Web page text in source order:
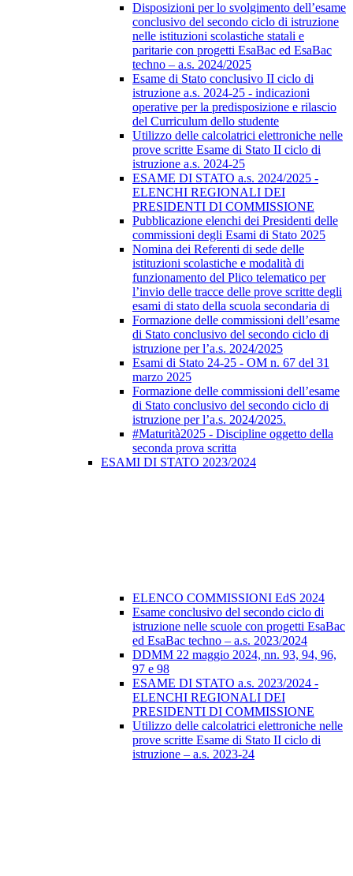
Disposizioni per lo svolgimento dell’esame
conclusivo del secondo ciclo di istruzione
nelle istituzioni scolastiche statali e
paritarie con progetti EsaBac ed EsaBac
techno – a.s. 2024/2025
Esame di Stato conclusivo II ciclo di
istruzione a.s. 2024-25 - indicazioni
operative per la predisposizione e rilascio
del Curriculum dello studente
Utilizzo delle calcolatrici elettroniche nelle
prove scritte Esame di Stato II ciclo di
istruzione a.s. 2024-25
ESAME DI STATO a.s. 2024/2025 -
ELENCHI REGIONALI DEI
PRESIDENTI DI COMMISSIONE
Pubblicazione elenchi dei Presidenti delle
commissioni degli Esami di Stato 2025
Nomina dei Referenti di sede delle
istituzioni scolastiche e modalità di
funzionamento del Plico telematico per
l’invio delle tracce delle prove scritte degli
esami di stato della scuola secondaria di
Formazione delle commissioni dell’esame
di Stato conclusivo del secondo ciclo di
istruzione per l’a.s. 2024/2025
Esami di Stato 24-25 - OM n. 67 del 31
marzo 2025
Formazione delle commissioni dell’esame
di Stato conclusivo del secondo ciclo di
istruzione per l’a.s. 2024/2025.
#Maturità2025 - Discipline oggetto della
seconda prova scritta
ESAMI DI STATO 2023/2024
ELENCO COMMISSIONI EdS 2024
Esame conclusivo del secondo ciclo di
istruzione nelle scuole con progetti EsaBac
ed EsaBac techno – a.s. 2023/2024
DDMM 22 maggio 2024, nn. 93, 94, 96,
97 e 98
ESAME DI STATO a.s. 2023/2024 -
ELENCHI REGIONALI DEI
PRESIDENTI DI COMMISSIONE
Utilizzo delle calcolatrici elettroniche nelle
prove scritte Esame di Stato II ciclo di
istruzione – a.s. 2023-24